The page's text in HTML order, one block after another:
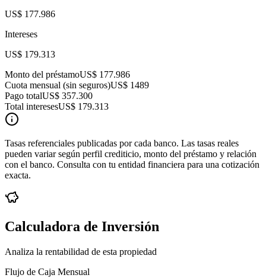
US$ 177.986
Intereses
US$ 179.313
Monto del préstamoUS$ 177.986
Cuota mensual (sin seguros)US$ 1489
Pago totalUS$ 357.300
Total interesesUS$ 179.313
Tasas referenciales publicadas por cada banco. Las tasas reales
pueden variar según perfil crediticio, monto del préstamo y relación
con el banco. Consulta con tu entidad financiera para una cotización
exacta.
Calculadora de Inversión
Analiza la rentabilidad de esta propiedad
Flujo de Caja Mensual